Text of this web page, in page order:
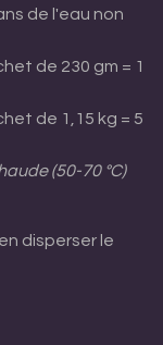
de l'eau non
de 230 gm = 1
de 1,15 kg = 5
(50-70 °C)
disperser le